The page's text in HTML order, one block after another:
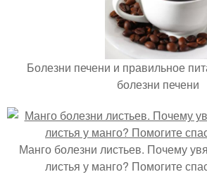
Болезни печени и правильное
болезни печени
Манго болезни листьев. Почему
листья у манго? Помогите